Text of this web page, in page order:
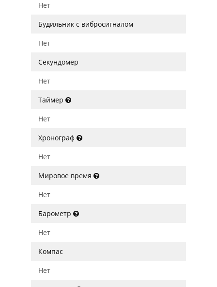
Нет
Будильник с вибросигналом
Нет
Секундомер
Нет
Таймер
Нет
Хронограф
Нет
Мировое время
Нет
Барометр
Нет
Компас
Нет